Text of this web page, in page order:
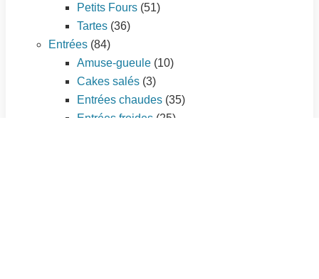
Petits Fours (51)
Tartes (36)
Entrées (84)
Amuse-gueule (10)
Cakes salés (3)
Entrées chaudes (35)
Entrées froides (25)